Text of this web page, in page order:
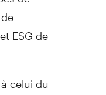
ESG de
celui du